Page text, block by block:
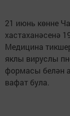
21 июнь көнне
хастаханәсенә
Медицина
яклы вируслы
формасы белән
вафат була.